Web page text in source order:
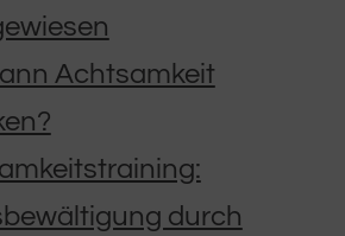
Achtsamkeit
durch